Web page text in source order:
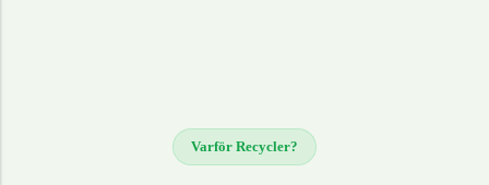
Varför Recycler?